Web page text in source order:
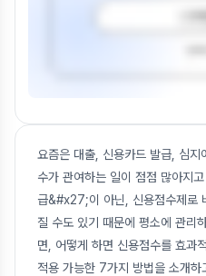
요즘은 대출, 신용카드 발급, 심지
수가 관여하는 일이 점점 많아지
급&#x27;이 아닌, 신용점수제로
질 수도 있기 때문에 평소에 관리
면, 어떻게 하면 신용점수를 효과
적용 가능한 7가지 방법을 소개